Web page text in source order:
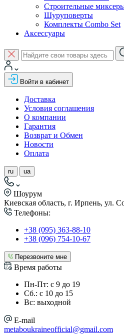
Строительные
Шуруповерты
Комплекты Combo Set
Аксессуары
Войти в кабинет
Доставка
Условия соглашения
О компании
Гарантия
Возврат и Обмен
Новости
Оплата
ru ua
Шоурум
Киевская область, г. Ирпень, ул.
Телефоны:
+38 (095) 363-88-10
+38 (096) 754-10-67
Перезвоните мне
Время работы
Пн-Пт: с 9 до 19
Сб.: с 10 до 15
Вс: выходной
E-mail
metaboukraineofficial@gmail.com